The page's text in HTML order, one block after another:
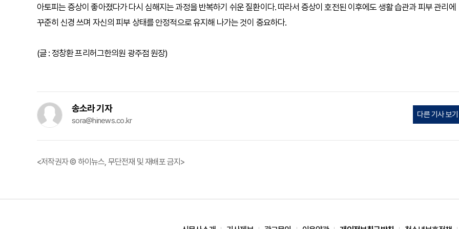
아토피는 증상이 좋아졌다가 다시 심해지는 과정을 반복하기 쉬운 질환이다. 따라서 증상이 호전된 이후에도 생활 습관과 피부 관리에
꾸준히 신경 쓰며 자신의 피부 상태를 안정적으로 유지해 나가는 것이 중요하다.
(글 : 정창환 프리허그한의원 광주점 원장)
송소라 기자
sora@hinews.co.kr
다른 기사 보기
<저작권자 © 하이뉴스, 무단전재 및 재배포 금지>